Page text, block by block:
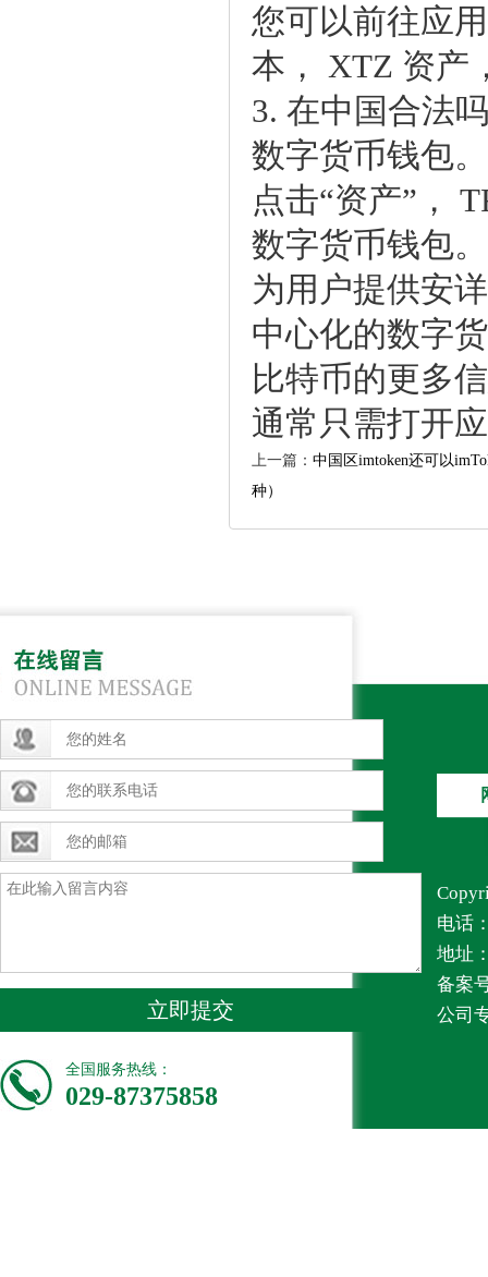
1
您可以前往应
本，XTZ资产
3.在中国合法
数字货币钱包。
点击“资产”，
数字货币钱包。
为用户提供安
中心化的数字
比特币的更多
通常只需打开
上一篇： 中国区imtoken还可以
种）
立即提交
全国服务热线：
029-87375858
电话
地址
备案
公司